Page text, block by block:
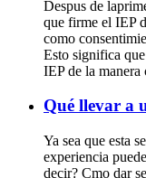
Despus de
que firme el IEP
como
Esto significa
IEP de la
Qué llevar a
Ya sea que esta
experiencia
decir? Cmo dar